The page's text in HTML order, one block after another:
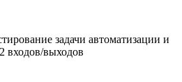
задачи автоматизации и
входов/выходов